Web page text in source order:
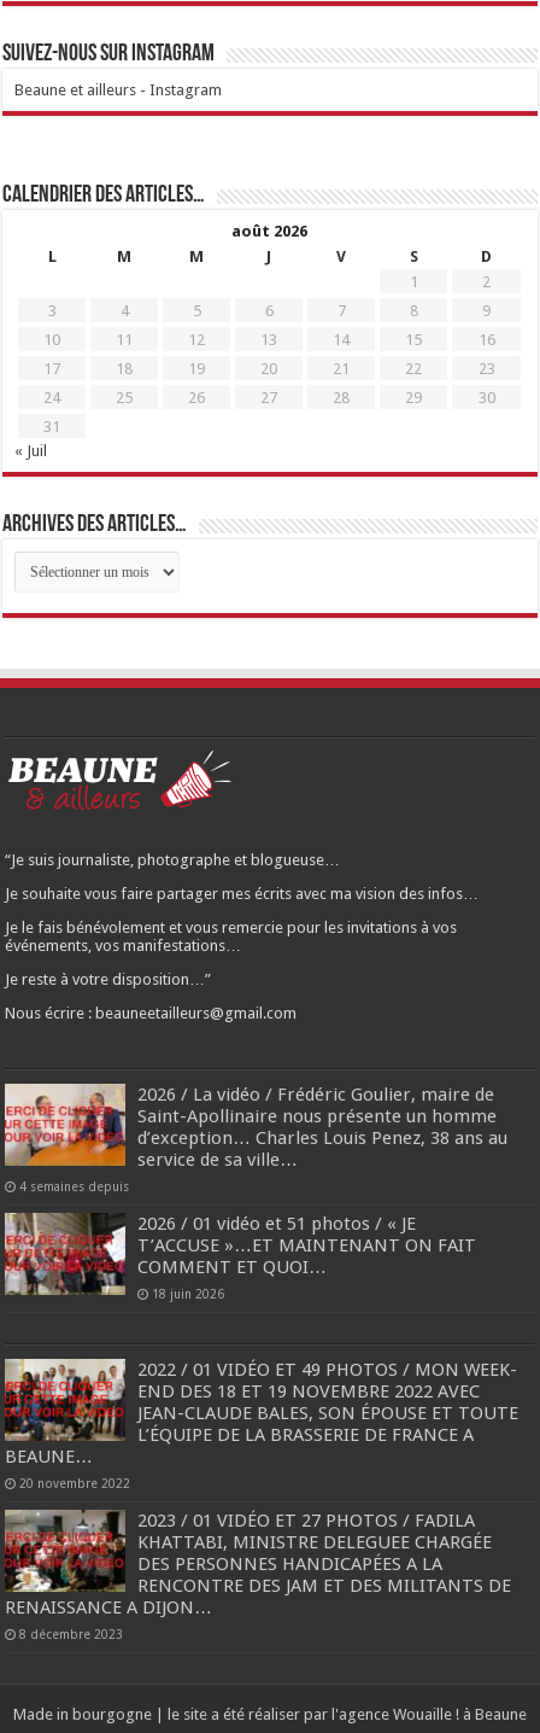
Suivez-nous sur Instagram
Beaune et ailleurs - Instagram
Calendrier des articles…
août 2026
L
M M J V S
D
1
2
3
4 5 6 7 8
9
10
11 12 13 14 15
16
17
18 19 20 21 22
23
24
25 26 27 28 29
30
31
« Juil
Archives des articles…
Archives
des
articles…
“Je suis journaliste, photographe et blogueuse…
Je souhaite vous faire partager mes écrits avec ma vision des infos…
Je le fais bénévolement et vous remercie pour les invitations à vos
événements, vos manifestations…
Je reste à votre disposition…”
Nous écrire : beauneetailleurs@gmail.com
2026 / La vidéo / Frédéric Goulier, maire de
Saint-Apollinaire nous présente un homme
d’exception… Charles Louis Penez, 38 ans au
service de sa ville…
4 semaines depuis
2026 / 01 vidéo et 51 photos / « JE
T’ACCUSE »…ET MAINTENANT ON FAIT
COMMENT ET QUOI…
18 juin 2026
2022 / 01 VIDÉO ET 49 PHOTOS / MON WEEK-
END DES 18 ET 19 NOVEMBRE 2022 AVEC
JEAN-CLAUDE BALES, SON ÉPOUSE ET TOUTE
L’ÉQUIPE DE LA BRASSERIE DE FRANCE A
BEAUNE…
20 novembre 2022
2023 / 01 VIDÉO ET 27 PHOTOS / FADILA
KHATTABI, MINISTRE DELEGUEE CHARGÉE
DES PERSONNES HANDICAPÉES A LA
RENCONTRE DES JAM ET DES MILITANTS DE
RENAISSANCE A DIJON…
8 décembre 2023
Made in bourgogne | le site a été réaliser par l'agence Wouaille ! à Beaune